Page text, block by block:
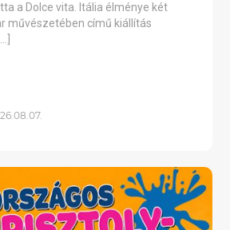
a Dolce vita. Itália élménye két
művészetében című kiállítás